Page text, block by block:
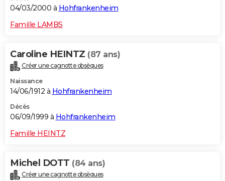
04/03/2000 à Hohfrankenheim
Famille LAMBS
Caroline HEINTZ (87 ans)
Créer une cagnotte obsèques
Naissance
14/06/1912 à Hohfrankenheim
Décès
06/09/1999 à Hohfrankenheim
Famille HEINTZ
Michel DOTT (84 ans)
Créer une cagnotte obsèques